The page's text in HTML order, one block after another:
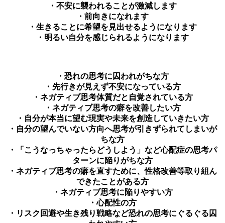
・不安に襲われることが激減します
・前向きになれます
・生きることに希望を見出せるようになります
・明るい自分を感じられるようになります
・恐れの思考に囚われがちな方
・先行きが見えず不安になっている方
・ネガティブ思考体質だと自覚されている方
・ネガティブ思考の癖を改善したい方
・自分が本当に望む現実や未来を創造していきたい方
・自分の望んでいない方向へ思考が引きずられてしまいが
ちな方
・「こうなっちゃったらどうしよう」など心配症の思考パ
ターンに陥りがちな方
・ネガティブ思考の癖を直すために、性格改善等取り組ん
できたことがある方
・ネガティブ思考に陥りやすい方
・心配性の方
・リスク回避や生き残り戦略など恐れの思考にぐるぐる囚